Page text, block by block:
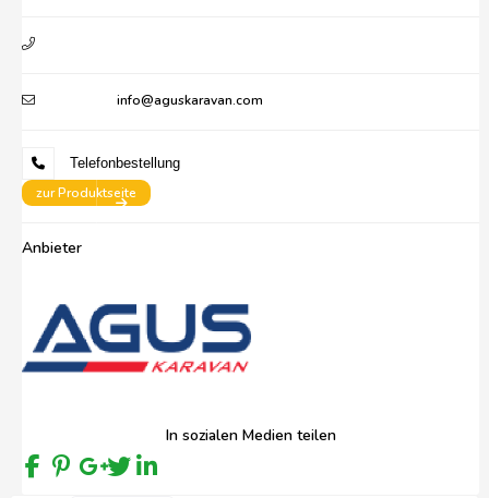
info@aguskaravan.com
Telefonbestellung
zur Produktseite
Anbieter
In sozialen Medien teilen